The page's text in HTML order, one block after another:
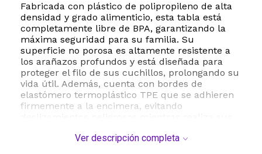
Fabricada con plástico de polipropileno de alta
densidad y grado alimenticio, esta tabla está
completamente libre de BPA, garantizando la
máxima seguridad para su familia. Su
superficie no porosa es altamente resistente a
los arañazos profundos y está diseñada para
proteger el filo de sus cuchillos, prolongando su
vida útil. Además, cuenta con bordes de
elastómero termoplástico TPE que se adhieren
firmemente a la encimera, evitando
Ver descripción completa